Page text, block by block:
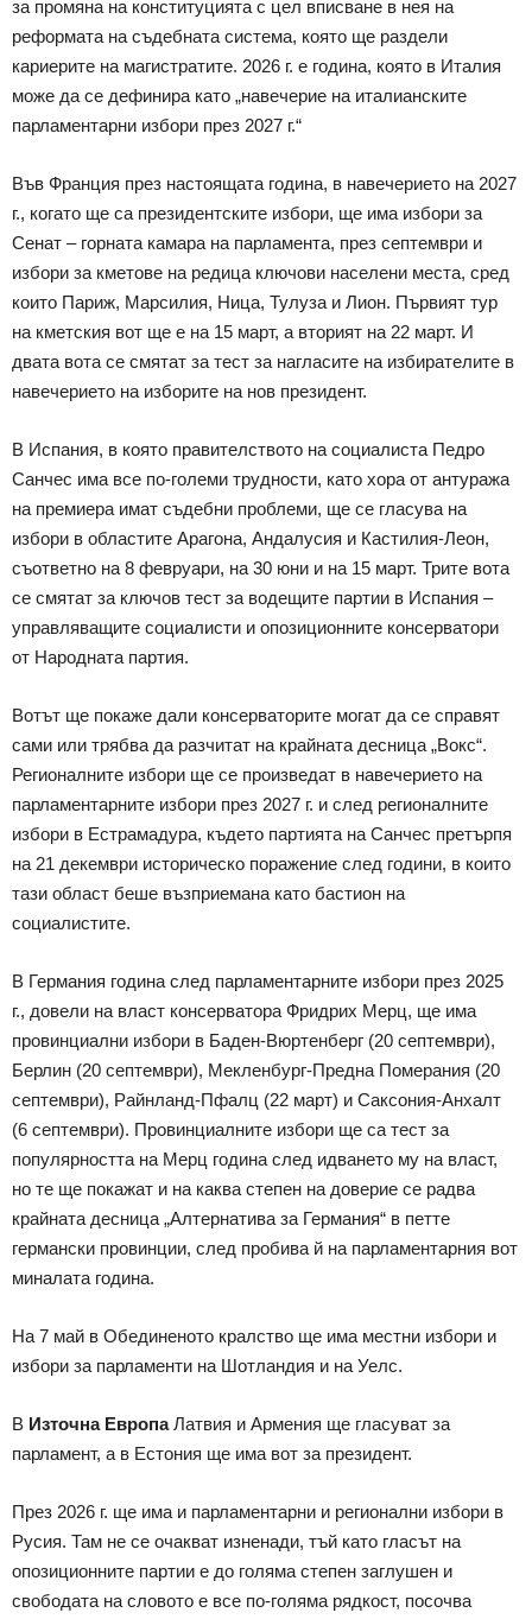
за промяна на конституцията с цел вписване в нея на
реформата на съдебната система, която ще раздели
кариерите на магистратите. 2026 г. е година, която в Италия
може да се дефинира като „навечерие на италианските
парламентарни избори през 2027 г.“
Във Франция през настоящата година, в навечерието на 2027
г., когато ще са президентските избори, ще има избори за
Сенат – горната камара на парламента, през септември и
избори за кметове на редица ключови населени места, сред
които Париж, Марсилия, Ница, Тулуза и Лион. Първият тур
на кметския вот ще е на 15 март, а вторият на 22 март. И
двата вота се смятат за тест за нагласите на избирателите в
навечерието на изборите на нов президент.
В Испания, в която правителството на социалиста Педро
Санчес има все по-големи трудности, като хора от антуража
на премиера имат съдебни проблеми, ще се гласува на
избори в областите Арагона, Андалусия и Кастилия-Леон,
съответно на 8 февруари, на 30 юни и на 15 март. Трите вота
се смятат за ключов тест за водещите партии в Испания –
управляващите социалисти и опозиционните консерватори
от Народната партия.
Вотът ще покаже дали консерваторите могат да се справят
сами или трябва да разчитат на крайната десница „Вокс“.
Регионалните избори ще се произведат в навечерието на
парламентарните избори през 2027 г. и след регионалните
избори в Естрамадура, където партията на Санчес претърпя
на 21 декември историческо поражение след години, в които
тази област беше възприемана като бастион на
социалистите.
В Германия година след парламентарните избори през 2025
г., довели на власт консерватора Фридрих Мерц, ще има
провинциални избори в Баден-Вюртенберг (20 септември),
Берлин (20 септември), Мекленбург-Предна Померания (20
септември), Райнланд-Пфалц (22 март) и Саксония-Анхалт
(6 септември). Провинциалните избори ще са тест за
популярността на Мерц година след идването му на власт,
но те ще покажат и на каква степен на доверие се радва
крайната десница „Алтернатива за Германия“ в петте
германски провинции, след пробива й на парламентарния вот
миналата година.
На 7 май в Обединеното кралство ще има местни избори и
избори за парламенти на Шотландия и на Уелс.
В Източна ЕвропаЛатвия и Армения ще гласуват за
парламент, а в Естония ще има вот за президент.
През 2026 г. ще има и парламентарни и регионални избори в
Русия. Там не се очакват изненади, тъй като гласът на
опозиционните партии е до голяма степен заглушен и
свободата на словото е все по-голяма рядкост, посочва